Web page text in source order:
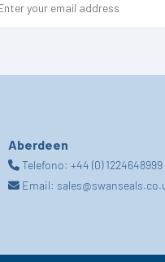
Aberdeen
Telefono: +44 (0) 1224648999
Email: